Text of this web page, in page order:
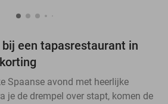
een tapasrestaurant in
Spaanse avond met heerlijke
je de drempel over stapt, komen de